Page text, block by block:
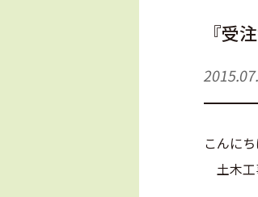
『受
こんにち
土木工